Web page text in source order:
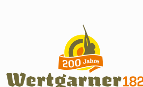
Kipplaufgewehre
Kleinkalibergewehre
Repetiererbüchse
Luftdruckwaffen